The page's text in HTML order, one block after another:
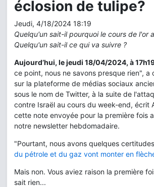
éclosion de tulipe?
Jeudi, 4/18/2024 18:19
Quelqu'un sait-il pourquoi le cours de l'or
Quelqu'un sait-il ce qui va suivre ?
Aujourd’hui, le jeudi 18/04/2024, à
ce point, nous ne savons presque rien", a
sur la plateforme de médias sociaux
sous le nom de Twitter, à la suite de
contre Israël au cours du week-end, écrit
cette note envoyée pour la première fois
notre newsletter hebdomadaire.
"Pourtant, nous avons quelques
du pétrole et du gaz vont monter en
Mais non. Vous aviez raison la première
sait rien...